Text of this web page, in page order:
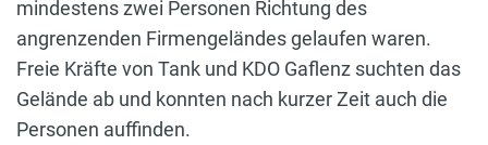
mindestens zwei Personen Richtung des
angrenzenden Firmengeländes gelaufen waren.
Freie Kräfte von Tank und KDO Gaflenz suchten das
Gelände ab und konnten nach kurzer Zeit auch die
Personen auffinden.